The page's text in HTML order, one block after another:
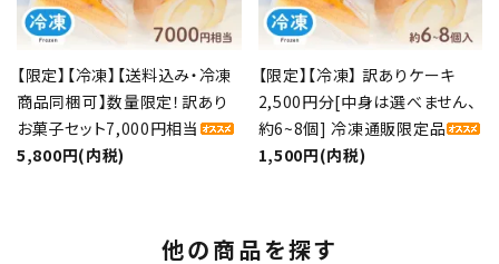
【限定】【冷凍】【送料込み・冷凍
商品同梱可】数量限定！訳あり
お菓子セット7,000円相当
5,800円(内税)
【限定】【冷凍】 訳ありケーキ
2,500円分[中身は選べません、
約6~8個] 冷凍通販限定品
1,500円(内税)
他の商品を探す